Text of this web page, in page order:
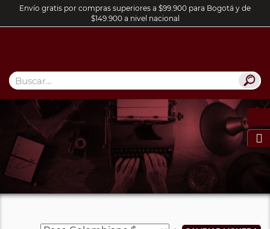
Envío gratis por compras superiores a $99.900 para Bogotá y de
$149.900 a nivel nacional
